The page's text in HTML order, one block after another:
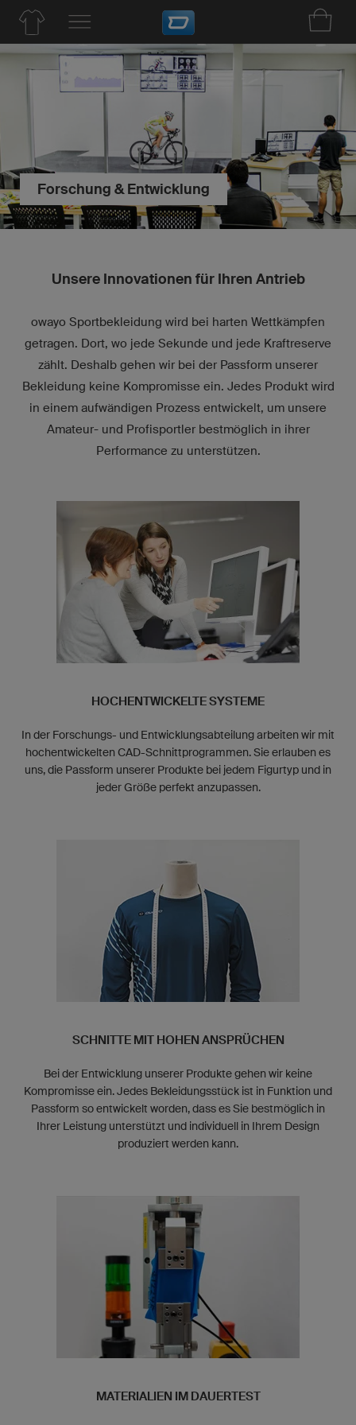
Forschung & Entwicklung
Unsere Innovationen für Ihren Antrieb
owayo Sportbekleidung wird bei harten Wettkämpfen
getragen. Dort, wo jede Sekunde und jede Kraftreserve
zählt. Deshalb gehen wir bei der Passform unserer
Bekleidung keine Kompromisse ein. Jedes Produkt wird
in einem aufwändigen Prozess entwickelt, um unsere
Amateur- und Profisportler bestmöglich in ihrer
Performance zu unterstützen.
HOCHENTWICKELTE SYSTEME
In der Forschungs- und Entwicklungsabteilung arbeiten wir mit
hochentwickelten CAD-Schnittprogrammen. Sie erlauben es
uns, die Passform unserer Produkte bei jedem Figurtyp und in
jeder Größe perfekt anzupassen.
SCHNITTE MIT HOHEN ANSPRÜCHEN
Bei der Entwicklung unserer Produkte gehen wir keine
Kompromisse ein. Jedes Bekleidungsstück ist in Funktion und
Passform so entwickelt worden, dass es Sie bestmöglich in
Ihrer Leistung unterstützt und individuell in Ihrem Design
produziert werden kann.
MATERIALIEN IM DAUERTEST